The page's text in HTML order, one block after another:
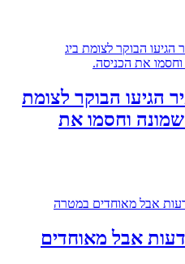
הגיעו הבוקר לצומת
שמונה וחסמו את
אבל מאוחדים